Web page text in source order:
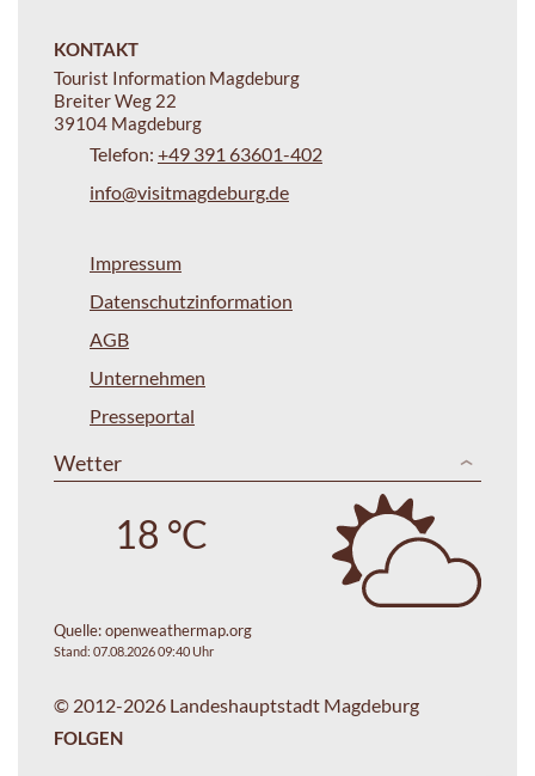
KONTAKT
Tourist Information Magdeburg
Breiter Weg 22
39104 Magdeburg
Telefon: +49 391 63601-402
info@visitmagdeburg.de
Impressum
Datenschutzinformation
AGB
Unternehmen
Presseportal
Wetter
18 °C
Quelle:openweathermap.org
Stand: 07.08.2026 09:40 Uhr
© 2012-2026 Landeshauptstadt Magdeburg
FOLGEN